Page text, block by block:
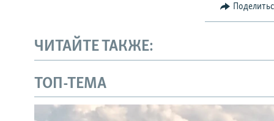
ЧИТАЙТЕ ТАКЖЕ:
ТОП-ТЕМА